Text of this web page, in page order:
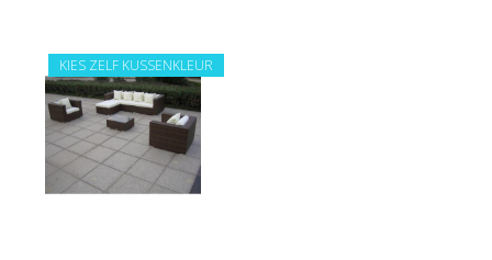
KIES ZELF KUSSENKLEUR